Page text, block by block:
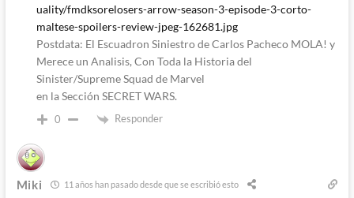
uality/fmdksorelosers-arrow-season-3-episode-3-corto-
maltese-spoilers-review-jpeg-162681.jpg
Postdata: El Escuadron Siniestro de Carlos Pacheco MOLA! y
Merece un Analisis, Con Toda la Historia del
Sinister/Supreme Squad de Marvel
en la Sección SECRET WARS.
0 Responder
Miki 11 años han pasado desde que se escribió esto